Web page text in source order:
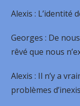
Alexis : L’identité
Georges : De
rêvé que nous
Alexis : Il n’y a
problèmes